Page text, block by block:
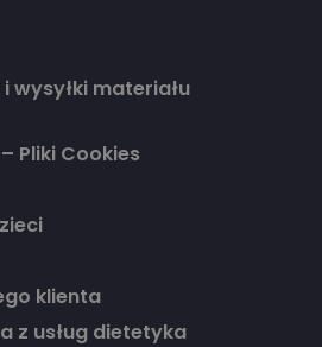
wysyłki materiału
Pliki Cookies
klienta
z usług dietetyka